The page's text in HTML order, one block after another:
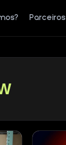
Parceiros